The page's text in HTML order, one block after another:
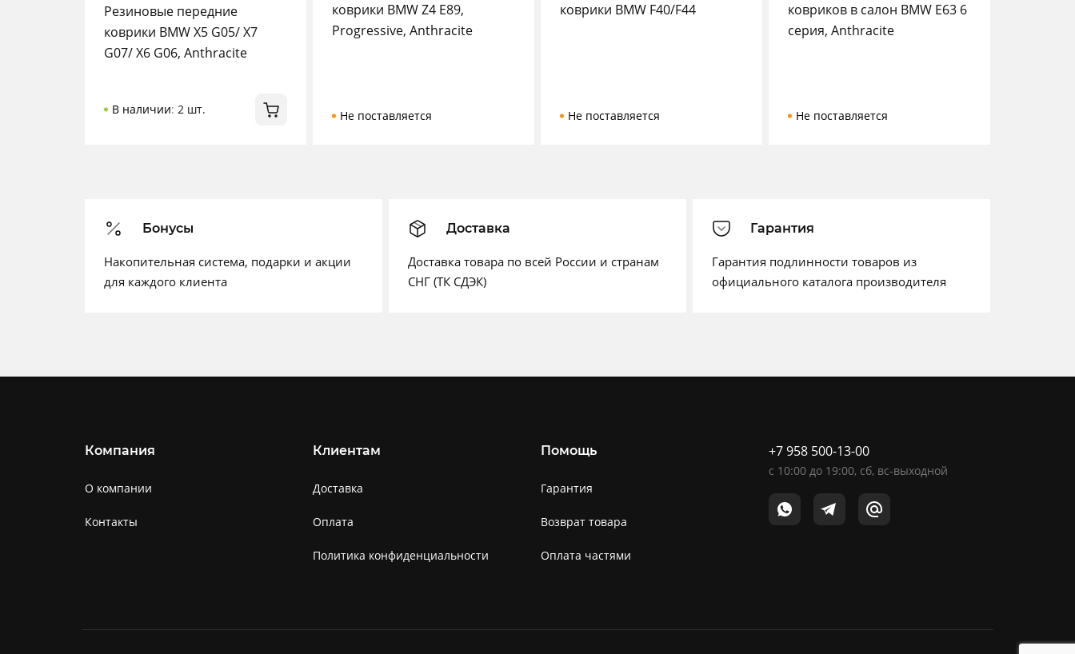
Резиновые передние
коврики BMW X5 G05/ X7
G07/ X6 G06, Anthracite
В наличии: 2 шт.
коврики BMW Z4 E89,
Progressive, Anthracite
Не поставляется
коврики BMW F40/F44
Не поставляется
ковриков в салон BMW E63 6
серия, Anthracite
Не поставляется
Бонусы
Накопительная система, подарки и акции
для каждого клиента
Доставка
Доставка товара по всей России и странам
СНГ (ТК СДЭК)
Гарантия
Гарантия подлинности товаров из
официального каталога производителя
Компания
О компании
Контакты
Клиентам
Доставка
Оплата
Политика конфиденциальности
Помощь
Гарантия
Возврат товара
Оплата частями
+7 958 500-13-00
c 10:00 до 19:00, сб, вс-выходной